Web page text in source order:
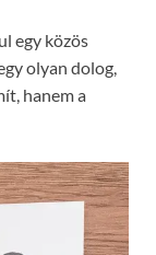
egy közös
olyan dolog,
hanem a